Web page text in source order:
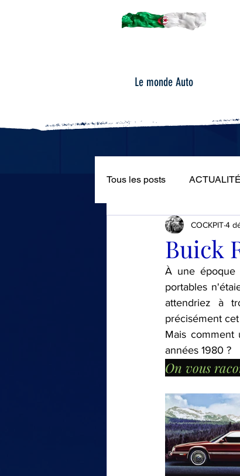
Le monde Auto
Tous les posts
ÉVÉNEMENTS
LE TOUR DE MA
Buick
COCKPIT4
À une époque
portables
attendriez à
précisément
Mais
années 1980 ?
On vous